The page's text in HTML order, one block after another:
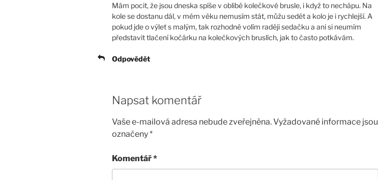
Mám pocit, že jsou dneska spíše v oblibě kolečkové brusle, i když to nechápu. Na
kole se dostanu dál, v mém věku nemusím stát, můžu sedět a kolo je i rychlejší. A
pokud jde o výlet s malým, tak rozhodně volím raději sedačku a ani si neumím
představit tlačení kočárku na kolečkových bruslích, jak to často potkávám.
Odpovědět
Napsat komentář
Vaše e-mailová adresa nebude zveřejněna.Vyžadované informace jsou
označeny*
Komentář*